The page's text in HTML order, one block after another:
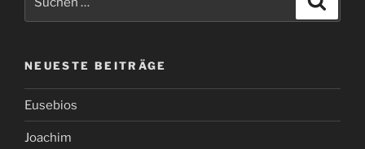
NEUESTE BEITRÄGE
Eusebios
Joachim